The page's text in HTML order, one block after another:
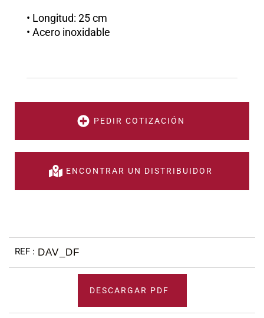
• Longitud: 25 cm
• Acero inoxidable
PEDIR COTIZACIÓN
ENCONTRAR UN DISTRIBUIDOR
DAV_DF
DESCARGAR PDF